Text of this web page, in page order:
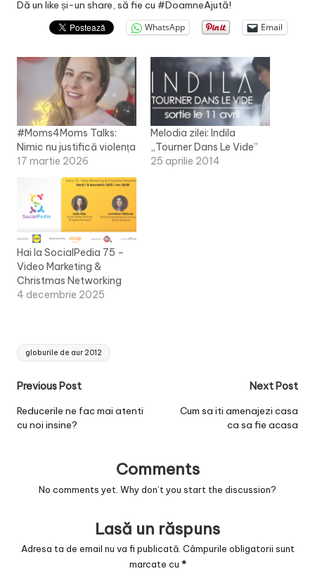
Dă un like și-un share, să fie cu #DoamneAjută!
WhatsApp Email
#Moms4Moms Talks:
Nimic nu justifică violența
17 martie 2026
Melodia zilei: Indila
„Tourner Dans Le Vide”
25 aprilie 2014
Hai la SocialPedia 75 –
Video Marketing &
Christmas Networking
4 decembrie 2025
Tags:
globurile de aur 2012
Post
navigation
Previous Post
Reducerile ne fac mai atenti
cu noi insine?
Next Post
Cum sa iti amenajezi casa
ca sa fie acasa
Comments
No comments yet. Why don’t you start the discussion?
Lasă un răspuns
Adresa ta de email nu va fi publicată. Câmpurile obligatorii sunt
marcate cu *